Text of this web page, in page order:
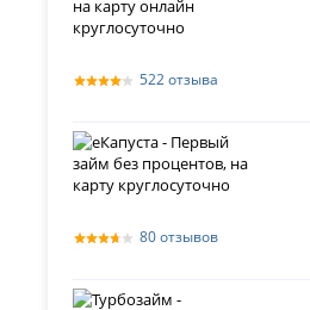
522 отзыва
80 отзывов